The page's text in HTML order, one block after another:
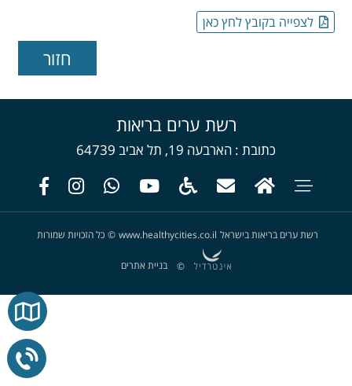
לצפייה בקובץ לחץ כאן
רשת ערים בריאות
כתובת הארבעה 19, תל אביב 64739
רשת ערים בריאות בישראל www.healthycities.co.il
© כל הזכויות שמורות
© בניית אתרים